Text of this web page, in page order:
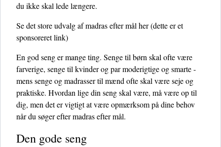
du ikke skal lede længere.
Se det store udvalg af madras efter mål her(dette er et
sponsoreret link)
En god seng er mange ting. Senge til børn skal ofte være
farverige, senge til kvinder og par moderigtige og smarte -
mens senge og madrasser til mænd ofte skal være seje og
praktiske. Hvordan lige din seng skal være, må være op til
dig, men det er vigtigt at være opmærksom på dine behov
når du søger efter madras efter mål.
Den gode seng